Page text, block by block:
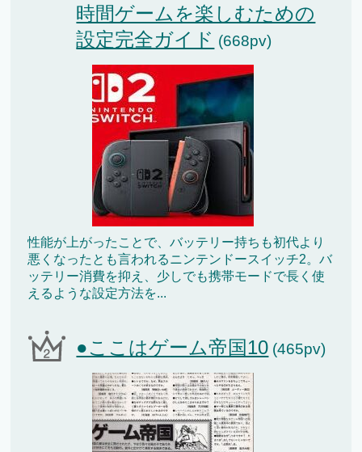
時間ゲームを楽しむための
設定完全ガイド (668pv)
性能が上がったことで、バッテリー持ちも初代より
悪くなったとも言われるニンテンドースイッチ2。バ
ッテリー消費を抑え、少しでも携帯モードで長く使
えるような設定方法を...
●ここはゲーム帝国10 (465pv)